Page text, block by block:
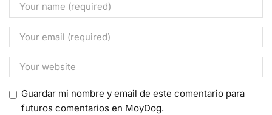
Guardar mi nombre y email de este comentario para
futuros comentarios en MoyDog.